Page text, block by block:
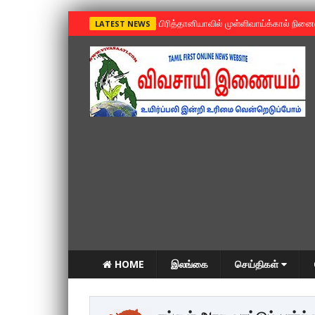
LATEST NEWS »பிரித்தானியாவில் முள்ளிவாய்க்கால்
HOME இலங்கை செய்திகள்